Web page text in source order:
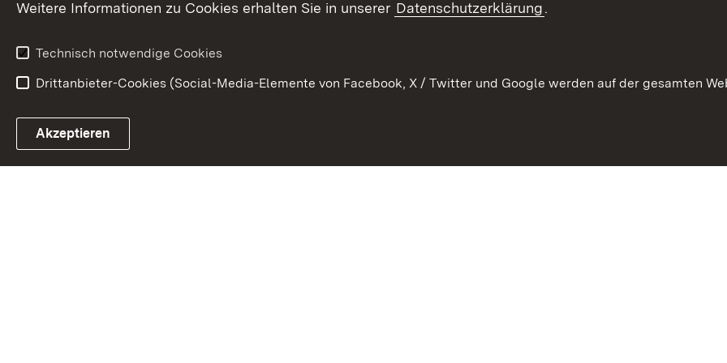
Ausschreibungen
Link zum Landesportal
Weitere Informationen zu Cookies erhalten Sie in unserer Datenschutzerklärung.
Technisch notwendige Cookies
Drittanbieter-Cookies (Social-Media-Elemente von Facebook, X / Twitter und Google werden auf der gesamten
Akzeptieren